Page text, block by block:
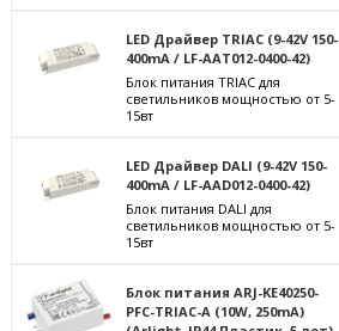
LED Драйвер TRIAC (9-42V 150-
400mA / LF-AAT012-0400-42)
Блок питания TRIAC для
светильников мощностью от 5-
15вт
LED Драйвер DALI (9-42V 150-
400mA / LF-AAD012-0400-42)
Блок питания DALI для
светильников мощностью от 5-
15вт
Блок питания ARJ-KE40250-
PFC-TRIAC-A (10W, 250mA)